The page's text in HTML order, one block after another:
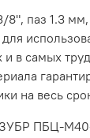
паз 1.3
и в самых
на весь
ЗУБР ПБЦ-